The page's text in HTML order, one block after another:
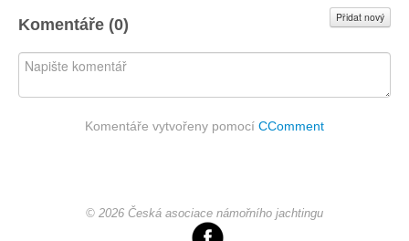
Komentáře (0) Přidat nový
Komentáře vytvořeny pomocí CComment
© 2026 Česká asociace námořního jachtingu